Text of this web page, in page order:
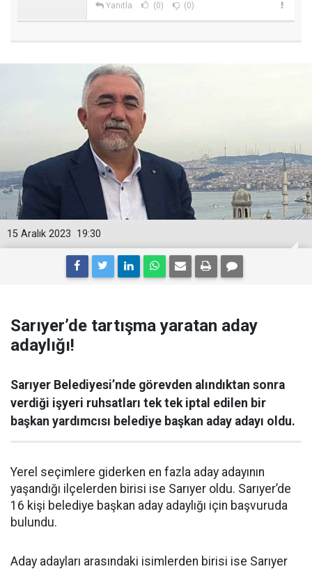
Yanıtla (0) (0)
19:30
15 Aralık 2023
Sarıyer’de tartışma yaratan aday
adaylığı!
Sarıyer Belediyesi’nde görevden alındıktan sonra
verdiği işyeri ruhsatları tek tek iptal edilen bir
başkan yardımcısı belediye başkan aday adayı oldu.
Yerel seçimlere giderken en fazla aday adayının
yaşandığı ilçelerden birisi ise Sarıyer oldu. Sarıyer’de
16 kişi belediye başkan aday adaylığı için başvuruda
bulundu.
Aday adayları arasındaki isimlerden birisi ise Sarıyer